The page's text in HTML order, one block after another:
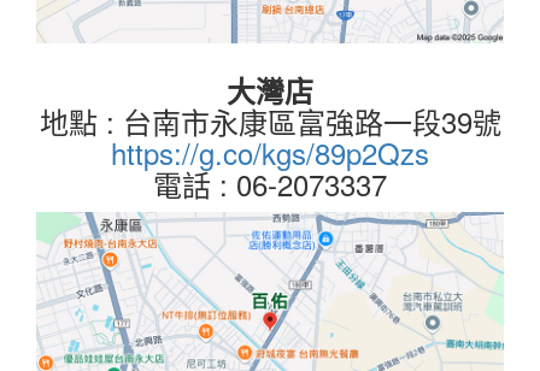
大灣店
地點 : 台南市永康區富強路一段39號
https://g.co/kgs/89p2Qzs
電話 : 06-2073337